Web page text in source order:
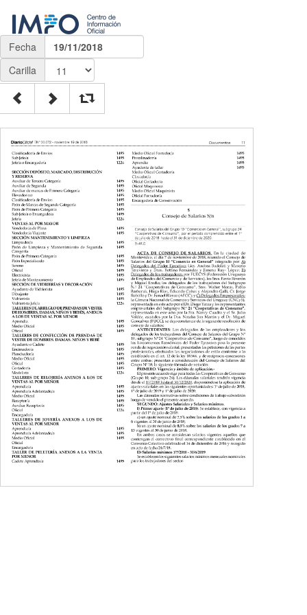
Fecha
19/11/2018
Carilla